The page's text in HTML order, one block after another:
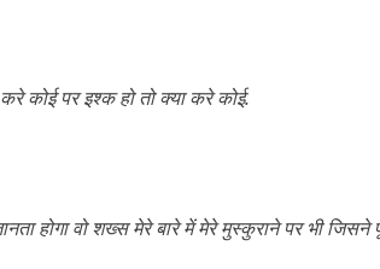
करे कोई पर इश्क हो तो क्या करे कोई.
होगा वो शख्स मेरे बारे में मेरे मुस्कुराने पर भी जिसने